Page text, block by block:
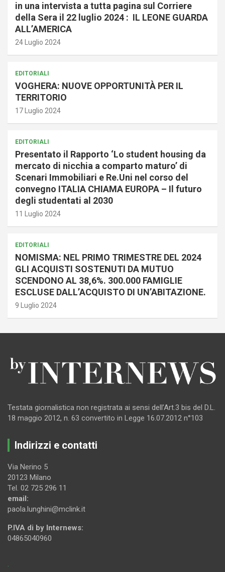
in una intervista a tutta pagina sul Corriere
della Sera il 22 luglio 2024 : IL LEONE GUARDA
ALL’AMERICA
24 Luglio 2024
EDITORIALI
VOGHERA: NUOVE OPPORTUNITÀ PER IL
TERRITORIO
17 Luglio 2024
EDITORIALI
Presentato il Rapporto ‘Lo student housing da
mercato di nicchia a comparto maturo’ di
Scenari Immobiliari e Re.Uni nel corso del
convegno ITALIA CHIAMA EUROPA – Il futuro
degli studentati al 2030
11 Luglio 2024
EDITORIALI
NOMISMA: NEL PRIMO TRIMESTRE DEL 2024
GLI ACQUISTI SOSTENUTI DA MUTUO
SCENDONO AL 38,6%. 300.000 FAMIGLIE
ESCLUSE DALL’ACQUISTO DI UN’ABITAZIONE.
9 Luglio 2024
Testata giornalistica non registrata ai sensi dell’Art.3 bis del D.L.
18 maggio 2012, n. 63 convertito in Legge 16.07.2012 n°103
Indirizzi e contatti
Via Nerino 5
20123 Milano
Tel. 02 725 296 11
email:
paola.lunghini@mclink.it
P.IVA di by Internews:
04865040960
.